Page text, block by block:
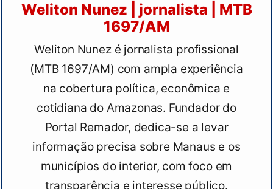
Weliton Nunez | jornalista | MTB
1697/AM
Weliton Nunez é jornalista profissional
(MTB 1697/AM) com ampla experiência
na cobertura política, econômica e
cotidiana do Amazonas. Fundador do
Portal Remador, dedica-se a levar
informação precisa sobre Manaus e os
municípios do interior, com foco em
transparência e interesse público.